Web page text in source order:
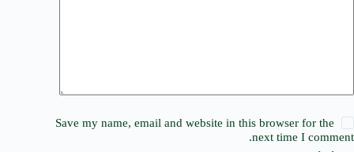
Save my name, email and website in this browser for the
next time I comment.